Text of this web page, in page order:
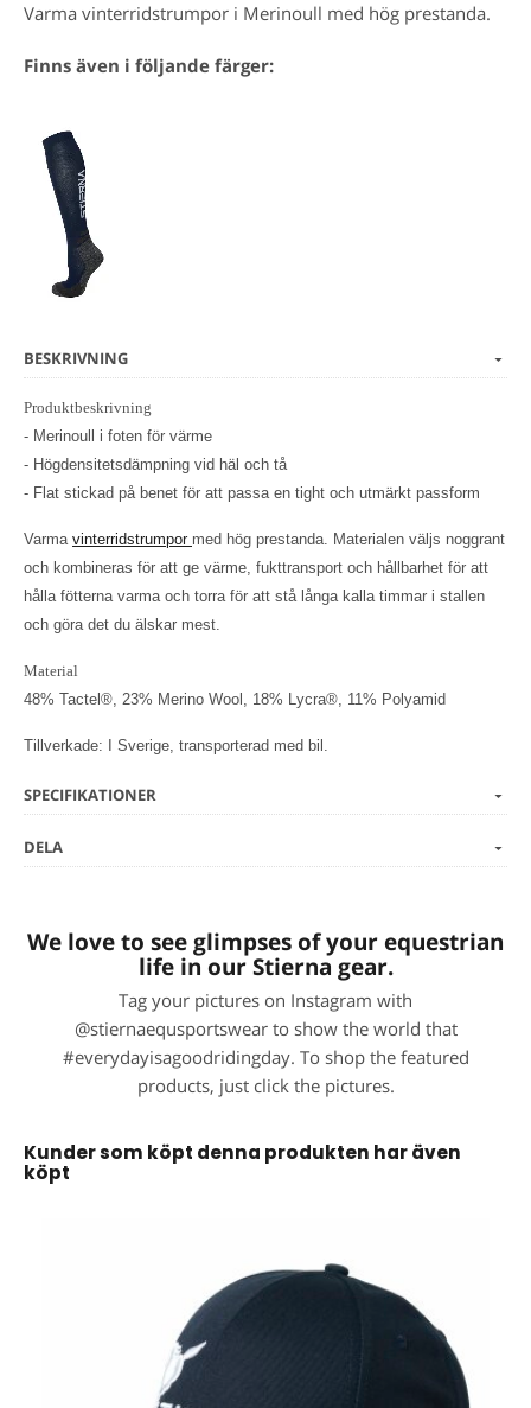
Varma vinterridstrumpor i Merinoull med hög prestanda.
Finns även i följande färger:
BESKRIVNING
Produktbeskrivning
- Merinoull i foten för värme
- Högdensitetsdämpning vid häl och tå
- Flat stickad på benet för att passa en tight och utmärkt passform
Varma vinterridstrumpor med hög prestanda. Materialen väljs noggrant
och kombineras för att ge värme, fukttransport och hållbarhet för att
hålla fötterna varma och torra för att stå långa kalla timmar i stallen
och göra det du älskar mest.
Material
48% Tactel®, 23% Merino Wool, 18% Lycra®, 11% Polyamid
Tillverkade: I Sverige, transporterad med bil.
SPECIFIKATIONER
DELA
We love to see glimpses of your equestrian
life in our Stierna gear.
Tag your pictures on Instagram with
@stiernaequsportswear to show the world that
#everydayisagoodridingday. To shop the featured
products, just click the pictures.
Kunder som köpt denna produkten har även
köpt